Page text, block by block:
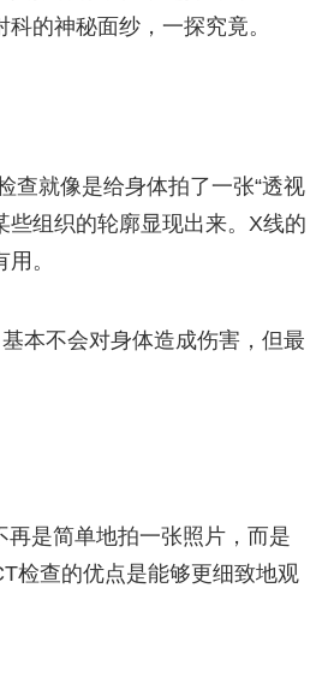
的神秘面纱，一探究竟。
查就像是给身体拍了一张“透视
些组织的轮廓显现出来。X线的
。
本不会对身体造成伤害，但最
是简单地拍一张照片，而是
检查的优点是能够更细致地观